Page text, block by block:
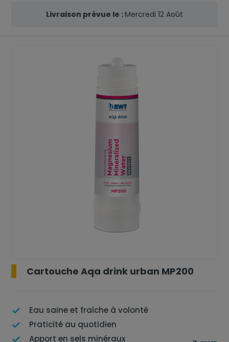
Livraison prévue le : Mercredi 12 Août
Cartouche Aqa drink urban MP200
Eau saine et fraîche à volonté
Praticité au quotidien
Apport en sels minéraux